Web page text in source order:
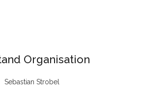
Organisation
Sebastian Strobel